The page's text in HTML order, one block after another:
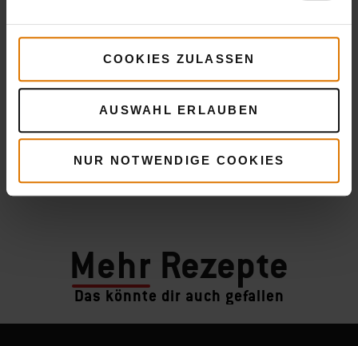
COOKIES ZULASSEN
AUSWAHL ERLAUBEN
NUR NOTWENDIGE COOKIES
Mehr Rezepte
Das könnte dir auch gefallen